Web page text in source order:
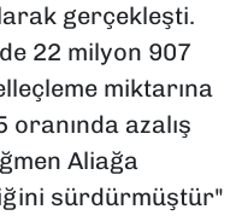
gerçekleşti.
22 milyon 907
miktarına
oranında azalış
Aliağa
sürdürmüştür"